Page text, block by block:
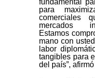
para
comerciales
mercados
Estamos
mano con
labor
tangibles para
del país”,